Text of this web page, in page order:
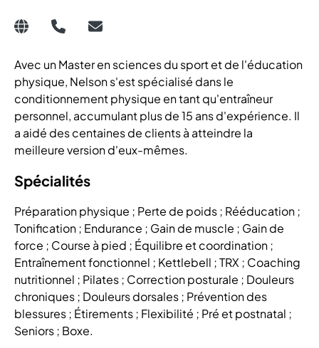
Avec un Master en sciences du sport et de l'éducation
physique, Nelson s'est spécialisé dans le
conditionnement physique en tant qu'entraîneur
personnel, accumulant plus de 15 ans d'expérience. Il
a aidé des centaines de clients à atteindre la
meilleure version d'eux-mêmes.
Spécialités
Préparation physique ; Perte de poids ; Rééducation ;
Tonification ; Endurance ; Gain de muscle ; Gain de
force ; Course à pied ; Équilibre et coordination ;
Entraînement fonctionnel ; Kettlebell ; TRX ; Coaching
nutritionnel ; Pilates ; Correction posturale ; Douleurs
chroniques ; Douleurs dorsales ; Prévention des
blessures ; Étirements ; Flexibilité ; Pré et postnatal ;
Seniors ; Boxe.